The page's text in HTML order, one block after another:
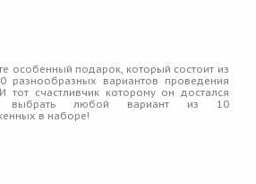
особенный подарок, который состоит из
разнообразных вариантов проведения
тот счастливчик которому он достался
выбрать любой вариант из 10
в наборе!